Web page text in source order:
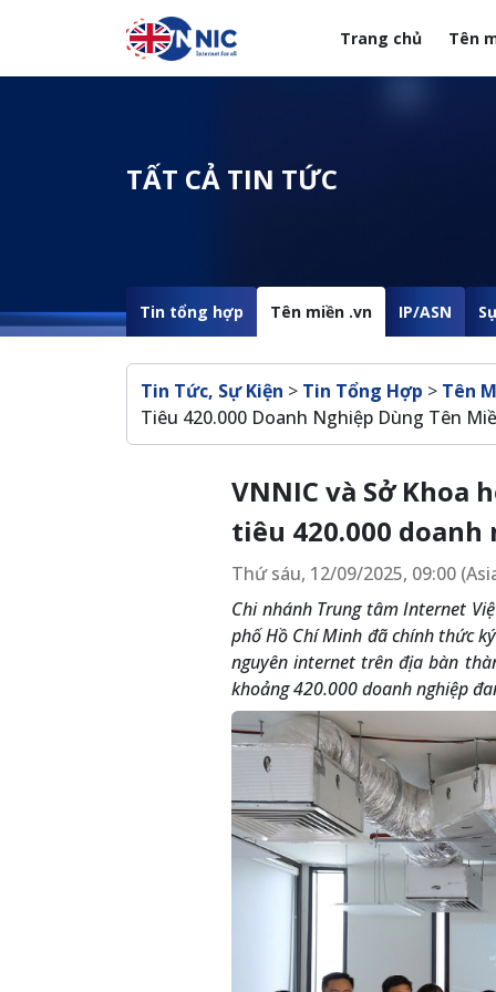
Nhảy đến nội dung
Trang chủ Tên
Menuheader của
TẤT CẢ TIN TỨC
Tin tổng hợp Tên miền .vn IP/ASN
Breadcrumb
Tin Tức, Sự Kiện > Tin Tổng Hợp > Tên
Tiêu 420.000 Doanh Nghiệp Dùng Tên
VNNIC và Sở Khoa
tiêu 420.000
Thứ sáu, 12/09/2025, 09:00
Chi nhánh Trung tâm Internet
phố Hồ Chí Minh đã chính thức
nguyên internet trên địa bàn
khoảng 420.000 doanh nghiệp